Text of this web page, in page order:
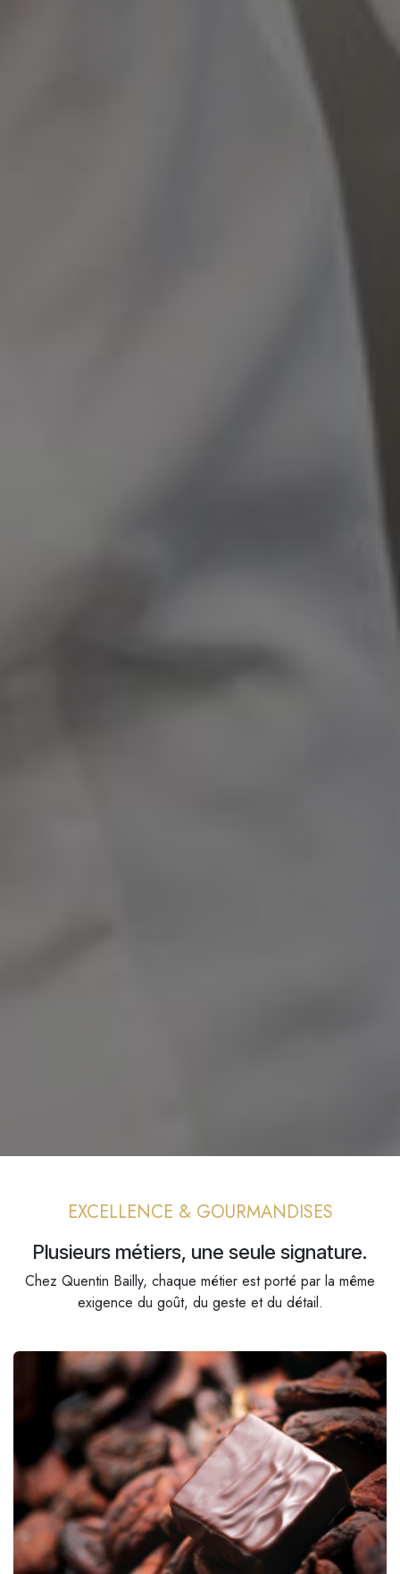
EXCELLENCE & GOURMANDISES
Plusieurs métiers, une seule signature.
Chez Quentin Bailly, chaque métier est porté par la même
exigence du goût, du geste et du détail.